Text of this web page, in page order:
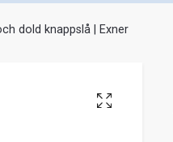
dold knappslå | Exner